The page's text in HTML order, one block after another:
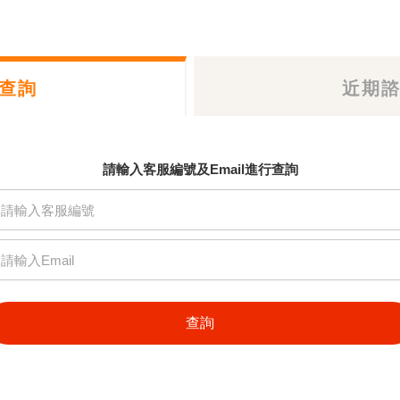
詢 近期
請輸入客服編號及Email進行查詢
查詢